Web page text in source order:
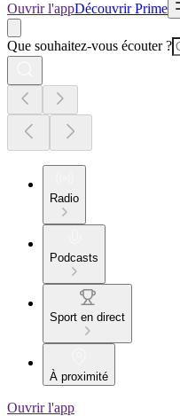
Ouvrir l'appDécouvrir Prime
Que souhaitez-vous écouter ?
Radio
Podcasts
Sport en direct
À proximité
Ouvrir l'app